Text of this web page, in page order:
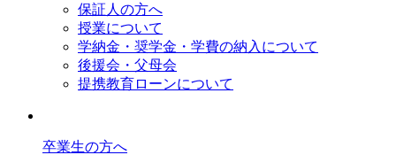
保証人の方へ
授業について
学納金・奨学金・学費の納入について
後援会・父母会
提携教育ローンについて
卒業生の方へ